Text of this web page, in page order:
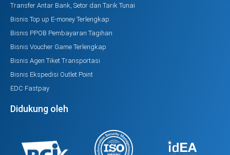
Transfer Antar Bank, Setor dan Tarik Tunai
Bisnis Top up E-money Terlengkap
Bisnis PPOB Pembayaran Tagihan
Bisnis Voucher Game Terlengkap
Bisnis Agen Tiket Transportasi
Bisnis Ekspedisi Outlet Point
EDC Fastpay
Didukung oleh